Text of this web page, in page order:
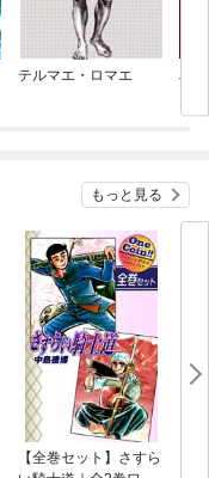
テルマエ・ロマエ
もっと見る
【全巻セット】さすら